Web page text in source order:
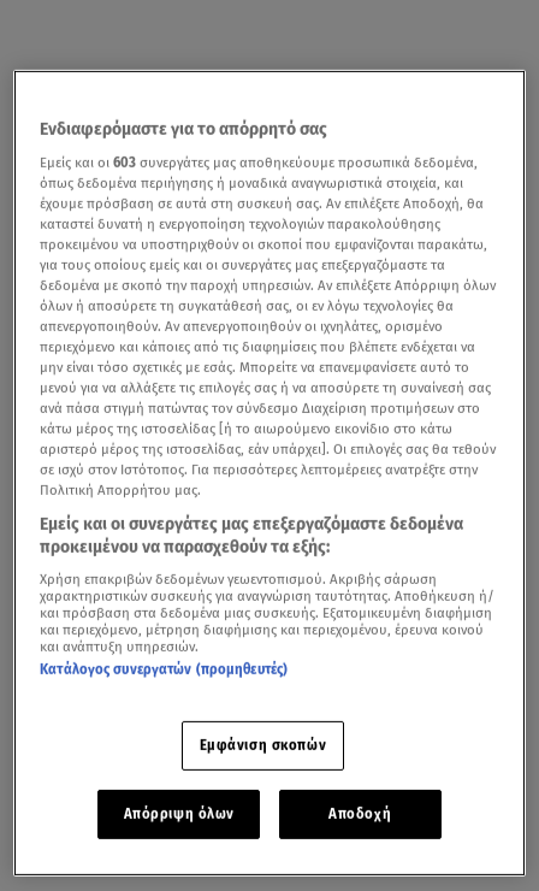
Ενδιαφερόμαστε για το απόρρητό σας
Εμείς και οι603 συνεργάτες μας αποθηκεύουμε προσωπικά δεδομένα,
όπως δεδομένα περιήγησης ή μοναδικά αναγνωριστικά στοιχεία, και
έχουμε πρόσβαση σε αυτά στη συσκευή σας. Αν επιλέξετε Αποδοχή, θα
καταστεί δυνατή η ενεργοποίηση τεχνολογιών παρακολούθησης
προκειμένου να υποστηριχθούν οι σκοποί που εμφανίζονται παρακάτω,
για τους οποίους εμείς και οι συνεργάτες μας επεξεργαζόμαστε τα
δεδομένα με σκοπό την παροχή υπηρεσιών. Αν επιλέξετε Απόρριψη όλων
όλων ή αποσύρετε τη συγκατάθεσή σας, οι εν λόγω τεχνολογίες θα
απενεργοποιηθούν. Αν απενεργοποιηθούν οι ιχνηλάτες, ορισμένο
περιεχόμενο και κάποιες από τις διαφημίσεις που βλέπετε ενδέχεται να
μην είναι τόσο σχετικές με εσάς. Μπορείτε να επανεμφανίσετε αυτό το
μενού για να αλλάξετε τις επιλογές σας ή να αποσύρετε τη συναίνεσή σας
ανά πάσα στιγμή πατώντας τον σύνδεσμο Διαχείριση προτιμήσεων στο
κάτω μέρος της ιστοσελίδας [ή το αιωρούμενο εικονίδιο στο κάτω
αριστερό μέρος της ιστοσελίδας, εάν υπάρχει]. Οι επιλογές σας θα τεθούν
σε ισχύ στον Ιστότοπος. Για περισσότερες λεπτομέρειες ανατρέξτε στην
Πολιτική Απορρήτου μας.
Εμείς και οι συνεργάτες μας επεξεργαζόμαστε δεδομένα
προκειμένου να παρασχεθούν τα εξής:
Χρήση επακριβών δεδομένων γεωεντοπισμού. Ακριβής σάρωση
χαρακτηριστικών συσκευής για αναγνώριση ταυτότητας. Αποθήκευση ή/
και πρόσβαση στα δεδομένα μιας συσκευής. Εξατομικευμένη διαφήμιση
και περιεχόμενο, μέτρηση διαφήμισης και περιεχομένου, έρευνα κοινού
και ανάπτυξη υπηρεσιών.
Κατάλογος συνεργατών (προμηθευτές)
Εμφάνιση σκοπών
Απόρριψη όλων Αποδοχή